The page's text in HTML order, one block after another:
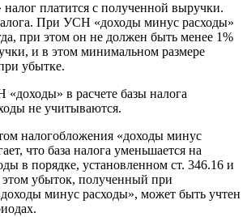
платится с полученной выручки.
При УСН «доходы минус расходы»
при этом он не должен быть менее 1%
и в этом минимальном размере
убытке.
в расчете базы налога
не учитываются.
налогобложения «доходы минус
что база налога уменьшается на
в порядке, установленном ст. 346.16 и
убыток, полученный при
минус расходы», может быть учтен